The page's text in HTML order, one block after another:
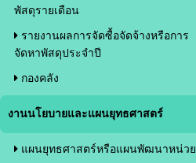
พัสดุรายเดือน
รายงานผลการจัดซื้อจัดจ้างหรือการ
จัดหาพัสดุประจำปี
กองคลัง
งานนโยบายและแผนยุทธศาสตร์
แผนยุทธศาสตร์หรือแผนพัฒนาหน่วย